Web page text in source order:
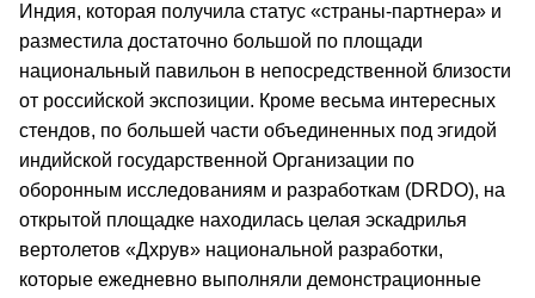
Индия, которая получила статус «страны-партнера» и
разместила достаточно большой по площади
национальный павильон в непосредственной близости
от российской экспозиции. Кроме весьма интересных
стендов, по большей части объединенных под эгидой
индийской государственной Организации по
оборонным исследованиям и разработкам (DRDO), на
открытой площадке находилась целая эскадрилья
вертолетов «Дхрув» национальной разработки,
которые ежедневно выполняли демонстрационные